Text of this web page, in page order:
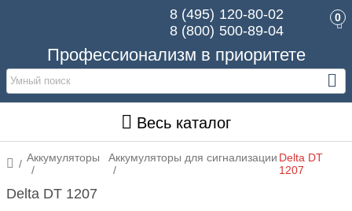
Профессионализм в приоритете
8 (495) 120-80-02
8 (800) 500-89-04
0
Весь каталог
Аккумуляторы Аккумуляторы для сигнализации Delta DT
1207
Delta DT 1207